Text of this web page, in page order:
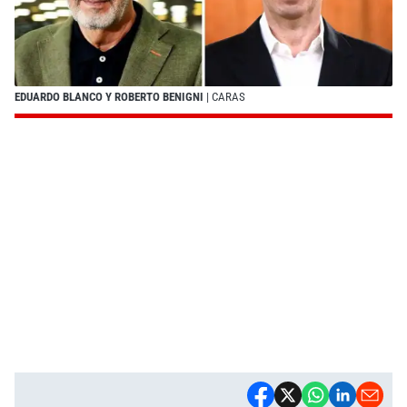
EDUARDO BLANCO Y ROBERTO BENIGNI | CARAS